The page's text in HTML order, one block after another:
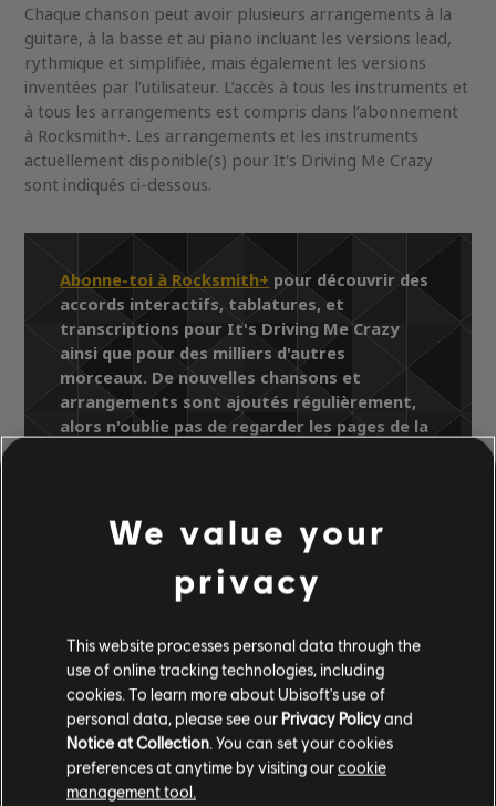
Chaque chanson peut avoir plusieurs arrangements à la
guitare, à la basse et au piano incluant les versions lead,
rythmique et simplifiée, mais également les versions
inventées par l’utilisateur. L’accès à tous les instruments et
à tous les arrangements est compris dans l’abonnement
à Rocksmith+. Les arrangements et les instruments
actuellement disponible(s) pour It's Driving Me Crazy
sont indiqués ci-dessous.
Abonne-toi à Rocksmith+ pour découvrir des
accords interactifs, tablatures, et
transcriptions pour It's Driving Me Crazy
ainsi que pour des milliers d'autres
morceaux. De nouvelles chansons et
arrangements sont ajoutés régulièrement,
alors n'oublie pas de regarder les pages de la
Bibliothèque de chansons
Just Gonna Sing
It's Driving Me Crazy
ARRANGEMENTS
VÉRIFIÉS
We value your
privacy
This website processes personal data through the
use of online tracking technologies, including
cookies. To learn more about Ubisoft's use of
personal data, please see our Privacy Policyand
Notice at Collection . You can set your cookies
preferences at anytime by visiting ourcookie
management tool.